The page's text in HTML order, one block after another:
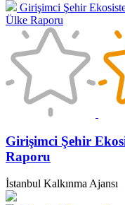
Girişimci Şehir
Ülke Raporu
Girişimci Şehir
Raporu
İstanbul Kalkınma Ajansı